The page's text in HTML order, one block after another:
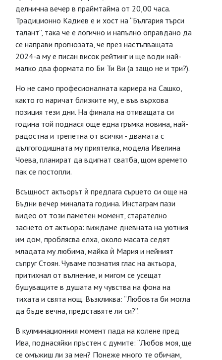
делнична вечер в праймтайма от 20,00 часа.
Традиционно Кадиев е и хост на “България търси
талант”, така че е логично и напълно оправдано да
се направи прогнозата, че през настъпващата
2024-а му е писан висок рейтинг и ще води най-
малко два формата по Би Ти Ви (а защо не и три?).
Но не само професионалната кариера на Сашко,
както го наричат близките му, е във върхова
позиция тези дни. На финала на отиващата си
година той поднася още една гръмка новина, най-
радостна и трепетна от всички - двамата с
дългогодишната му приятелка, модела Ивелина
Чоева, планират да вдигнат сватба, щом времето
пак се постопли.
Всъщност актьорът ѝ предлага сърцето си още на
Бъдни вечер миналата година. Инстаграм пази
видео от този паметен момент, старателно
заснето от актьора: виждаме дневната на уютния
им дом, проблясва елха, около масата седят
младата му любима, майка ѝ Мария и нейният
съпруг Стоян. Чуваме познатия глас на актьора,
притихнал от вълнение, и мигом се усещат
бушуващите в душата му чувства на фона на
тихата и свята нощ. Възкликва: “Любовта би могла
да бъде вечна, представяте ли си?”.
В кулминационния момент пада на колене пред
Ива, поднасяйки пръстен с думите: “Любов моя, ще
се омъжиш ли за мен? Понеже много те обичам,